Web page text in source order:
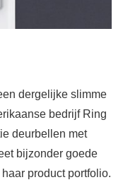
dergelijke slimme
bedrijf Ring
deurbellen met
bijzonder goede
product portfolio.